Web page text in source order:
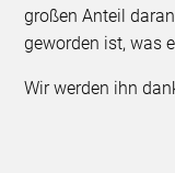
großen Anteil
geworden ist, was
Wir werden ihn